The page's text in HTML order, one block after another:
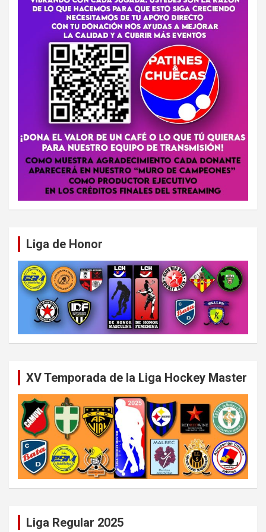
Liga de Honor
XV Temporada de la Liga Hockey Master
Liga Regular 2025